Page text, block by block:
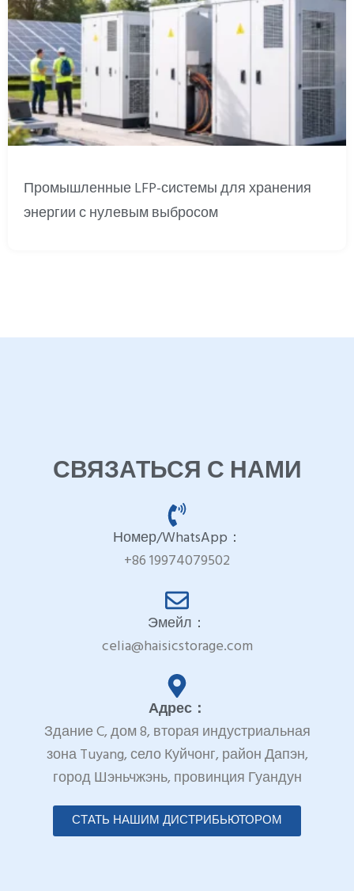
Промышленные LFP-системы для хранения
энергии с нулевым выбросом
СВЯЗАТЬСЯ С НАМИ
Номер/WhatsApp：
+86 19974079502
Эмейл：
celia@haisicstorage.com
Адрес：
Здание C, дом 8, вторая индустриальная
зона Tuyang, село Куйчонг, район Дапэн,
город Шэньчжэнь, провинция Гуандун
СТАТЬ НАШИМ ДИСТРИБЬЮТОРОМ